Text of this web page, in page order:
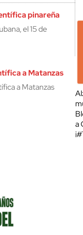
pinareña
el 15 de
a Matanzas
a Matanzas
a